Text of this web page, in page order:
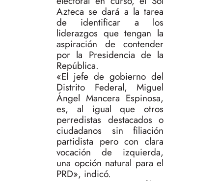
Azteca se dará a la tarea
de identificar a los
liderazgos que tengan la
aspiración de contender
por la Presidencia de la
República.
«El jefe de gobierno del
Distrito Federal, Miguel
Ángel Mancera Espinosa,
es, al igual que otros
perredistas destacados o
ciudadanos sin filiación
partidista pero con clara
vocación de izquierda,
una opción natural para el
PRD», indicó.